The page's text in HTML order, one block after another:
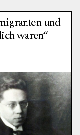
und
waren“